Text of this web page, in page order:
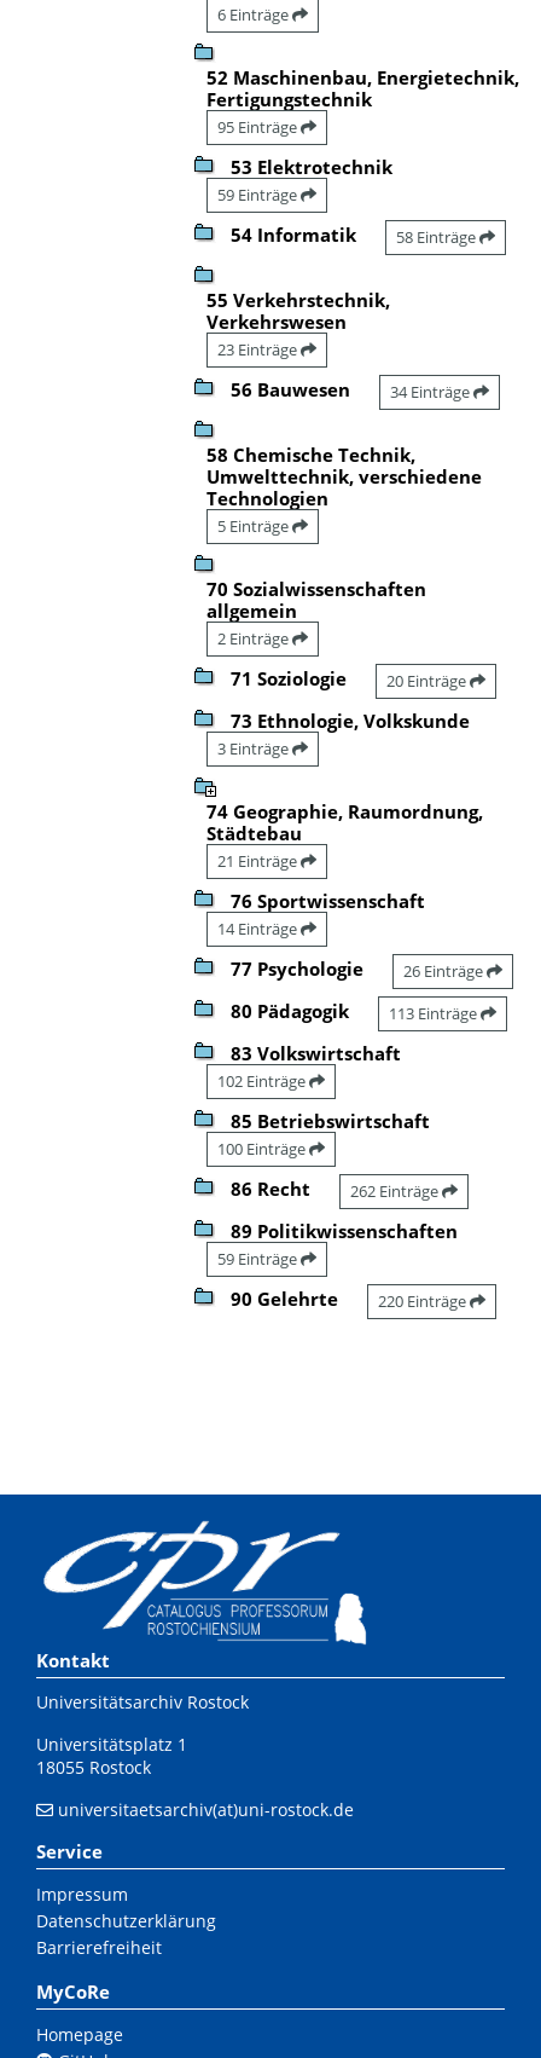
6 Einträge
52 Maschinenbau, Energietechnik,
Fertigungstechnik
95 Einträge
53 Elektrotechnik
59 Einträge
54 Informatik 58 Einträge
55 Verkehrstechnik,
Verkehrswesen
23 Einträge
56 Bauwesen 34 Einträge
58 Chemische Technik,
Umwelttechnik, verschiedene
Technologien
5 Einträge
70 Sozialwissenschaften
allgemein
2 Einträge
71 Soziologie 20 Einträge
73 Ethnologie, Volkskunde
3 Einträge
74 Geographie, Raumordnung,
Städtebau
21 Einträge
76 Sportwissenschaft
14 Einträge
77 Psychologie 26 Einträge
80 Pädagogik 113 Einträge
83 Volkswirtschaft
102 Einträge
85 Betriebswirtschaft
100 Einträge
86 Recht 262 Einträge
89 Politikwissenschaften
59 Einträge
90 Gelehrte 220 Einträge
Kontakt
Universitätsarchiv Rostock
Universitätsplatz 1
18055 Rostock
universitaetsarchiv(at)uni-rostock.de
Service
Impressum
Datenschutzerklärung
Barrierefreiheit
MyCoRe
Homepage